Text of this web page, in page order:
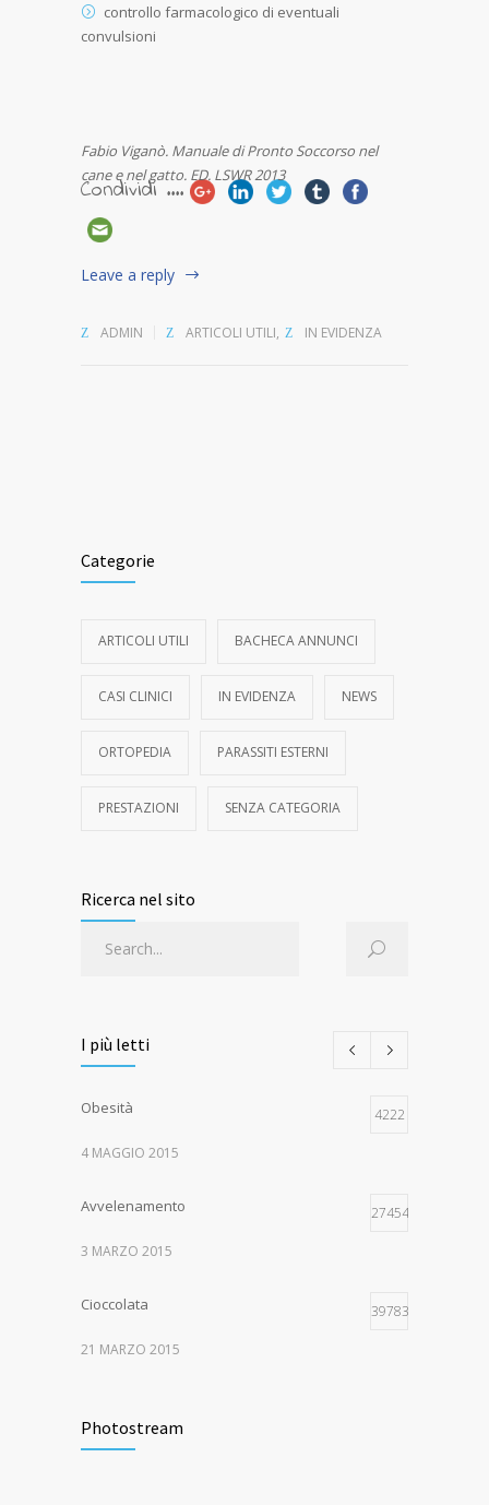
controllo farmacologico di eventuali
convulsioni
Fabio Viganò. Manuale di Pronto Soccorso nel
cane e nel gatto. ED. LSWR 2013
Condividi ....
Leave a reply
ADMIN ARTICOLI UTILI, IN EVIDENZA
Categorie
ARTICOLI UTILI BACHECA ANNUNCI
CASI CLINICI IN EVIDENZA NEWS
ORTOPEDIA PARASSITI ESTERNI
PRESTAZIONI SENZA CATEGORIA
Ricerca nel sito
I più letti
Obesità 4222
4 MAGGIO 2015
Avvelenamento 274543
3 MARZO 2015
Cioccolata 39783
21 MARZO 2015
15 APRILE 2017
Photostream